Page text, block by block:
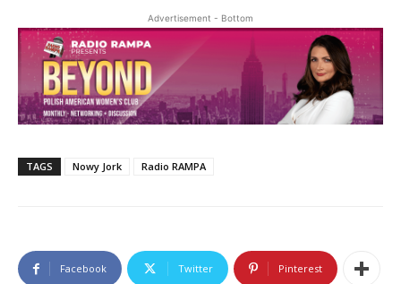
Advertisement - Bottom
TAGS Nowy Jork Radio RAMPA
Facebook Twitter Pinterest